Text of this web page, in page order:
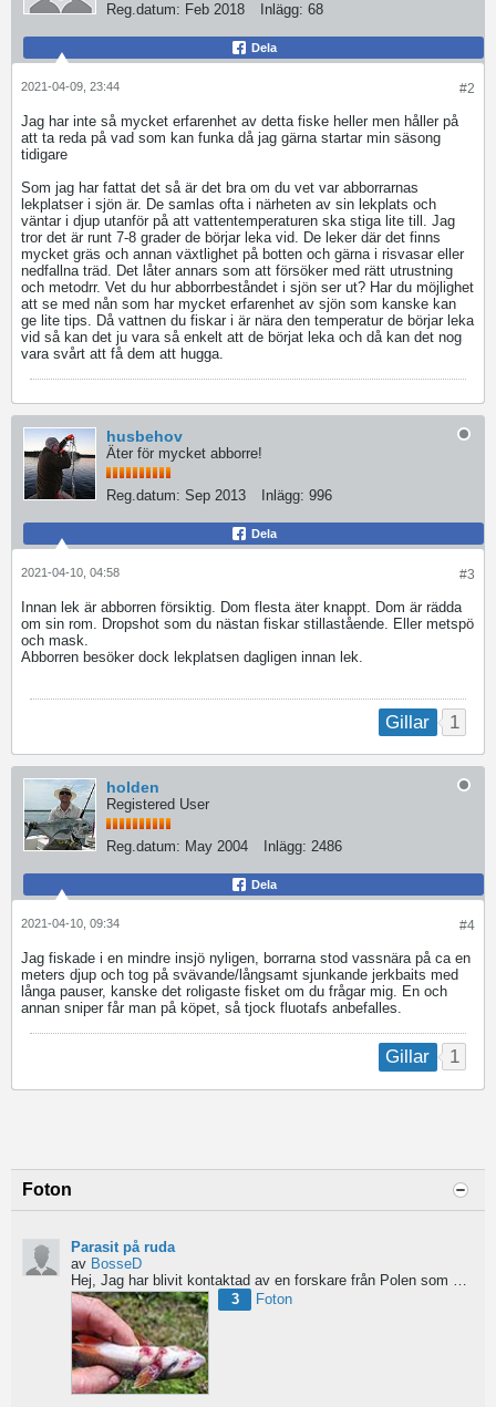
Reg.datum: Feb 2018 Inlägg: 68
Dela
#2
2021-04-09, 23:44
Jag har inte så mycket erfarenhet av detta fiske heller men håller på
att ta reda på vad som kan funka då jag gärna startar min säsong
tidigare
​​​​​​Som jag har fattat det så är det bra om du vet var abborrarnas
lekplatser i sjön är. De samlas ofta i närheten av sin lekplats och
väntar i djup utanför på att vattentemperaturen ska stiga lite till. Jag
tror det är runt 7-8 grader de börjar leka vid. De leker där det finns
mycket gräs och annan växtlighet på botten och gärna i risvasar eller
nedfallna träd. Det låter annars som att försöker med rätt utrustning
och metodrr. Vet du hur abborrbeståndet i sjön ser ut? Har du möjlighet
att se med nån som har mycket erfarenhet av sjön som kanske kan
ge lite tips. Då vattnen du fiskar i är nära den temperatur de börjar leka
vid så kan det ju vara så enkelt att de börjat leka och då kan det nog
vara svårt att få dem att hugga.
husbehov
Äter för mycket abborre!
Reg.datum: Sep 2013 Inlägg: 996
Dela
#3
2021-04-10, 04:58
Innan lek är abborren försiktig. Dom flesta äter knappt. Dom är rädda
om sin rom. Dropshot som du nästan fiskar stillastående. Eller metspö
och mask.
Abborren besöker dock lekplatsen dagligen innan lek.
Gillar 1
holden
Registered User
Reg.datum: May 2004 Inlägg: 2486
Dela
#4
2021-04-10, 09:34
Jag fiskade i en mindre insjö nyligen, borrarna stod vassnära på ca en
meters djup och tog på svävande/långsamt sjunkande jerkbaits med
långa pauser, kanske det roligaste fisket om du frågar mig. En och
annan sniper får man på köpet, så tjock fluotafs anbefalles.
Gillar 1
Foton
Parasit på ruda
av BosseD
Hej, Jag har blivit kontaktad av en forskare från Polen som är på jakt efter material av...
3
Foton